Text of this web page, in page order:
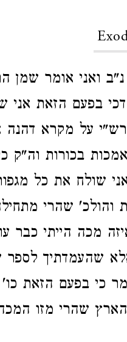
נ"ב ואני אומר שמן
בפעם הזאת אני
על מקרא דהנה
בכורות וה"ק
שולח את כל
והולכ' שהרי
מכה הייתי כבר
שהעמדתיך
כי בפעם הזאת
שהרי מזו